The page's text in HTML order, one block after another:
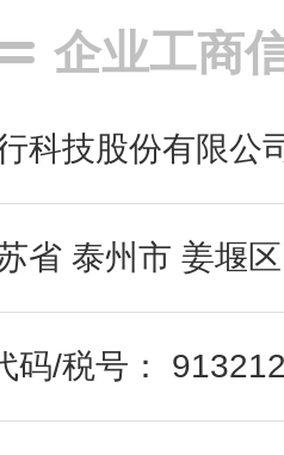
企业工商
科技股份有限公
省 泰州市 姜堰
码/税号：